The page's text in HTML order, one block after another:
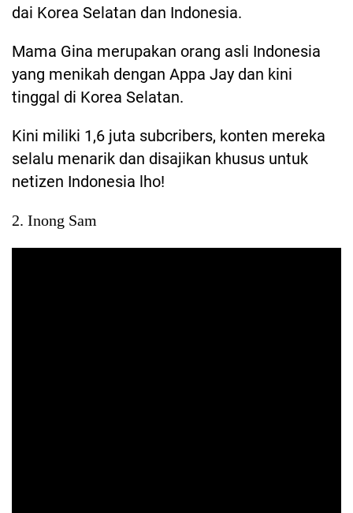
dai Korea Selatan dan Indonesia.
Mama Gina merupakan orang asli Indonesia
yang menikah dengan Appa Jay dan kini
tinggal di Korea Selatan.
Kini miliki 1,6 juta subcribers, konten mereka
selalu menarik dan disajikan khusus untuk
netizen Indonesia lho!
2. Inong Sam